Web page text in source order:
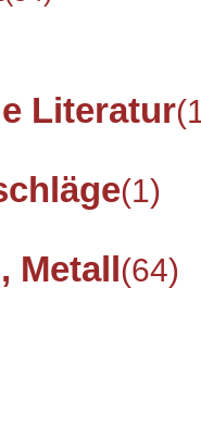
Literatur
(1)
Metall(64)